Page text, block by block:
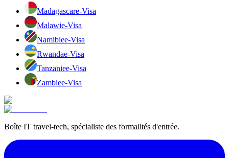
Madagascare-Visa
Malawie-Visa
Namibiee-Visa
Rwandae-Visa
Tanzaniee-Visa
Zambiee-Visa
Boîte IT travel-tech, spécialiste des formalités d'entrée.